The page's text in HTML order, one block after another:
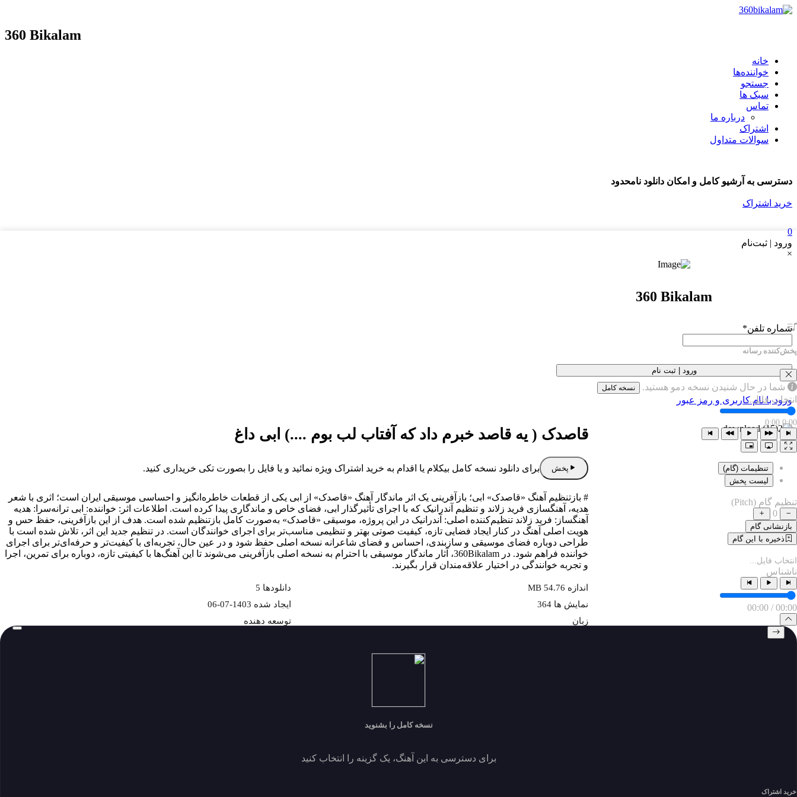
360 Bikalam
خانه
خواننده‌ها
جستجو
سبک ها
تماس
درباره ما
اشتراک
سوالات متداول
دسترسی به آرشیو کامل و امکان دانلود نامحدود
خرید اشتراک
0
ورود | ثبت‌نام
×
360 Bikalam
شماره تلفن*
ورود | ثبت نام
ورود با نام کاربری و رمز عبور
قاصدک ( یه قاصد خبرم داد که آفتاب لب بوم ....) ابی داغ
پخش برای دانلود نسخه کامل بیکلام یا اقدام به خرید اشتراک ویژه نمائید و یا فایل را بصورت تکی خریداری کنید.
# بازتنظیم آهنگ «قاصدک» ابی؛ بازآفرینی یک اثر ماندگار آهنگ «قاصدک» از ابی یکی از قطعات خاطره‌انگیز و احساسی موسیقی ایران است؛ اثری با شعر
هدیه، آهنگسازی فرید زلاند و تنظیم آندرانیک که با اجرای تأثیرگذار ابی، فضای خاص و ماندگاری پیدا کرده است. اطلاعات اثر: خواننده: ابی ترانه‌سرا: هدیه
آهنگساز: فرید زلاند تنظیم‌کننده اصلی: آندرانیک در این پروژه، موسیقی «قاصدک» به‌صورت کامل بازتنظیم شده است. هدف از این بازآفرینی، حفظ حس و
هویت اصلی آهنگ در کنار ایجاد فضایی تازه، کیفیت صوتی بهتر و تنظیمی مناسب‌تر برای اجرای خوانندگان است. در تنظیم جدید این اثر، تلاش شده است با
طراحی دوباره فضای موسیقی و سازبندی، احساس و فضای شاعرانه نسخه اصلی حفظ شود و در عین حال، تجربه‌ای با کیفیت‌تر و حرفه‌ای‌تر برای اجرای
خواننده فراهم شود. در 360Bikalam، آثار ماندگار موسیقی با احترام به نسخه اصلی بازآفرینی می‌شوند تا این آهنگ‌ها با کیفیتی تازه، دوباره برای تمرین، اجرا
و تجربه خوانندگی در اختیار علاقه‌مندان قرار بگیرند.
اندازه 54.76 MB
دانلودها 5
نمایش ها 364
ايجاد شده 1403-07-06
زبان
توسعه دهنده
پخش‌کننده رسانه
شما در حال شنیدن نسخه دمو هستید. نسخه کامل
انتخاب فایل...
0:00
0:00
تنظیمات (گام)
لیست پخش
تنظیم گام (Pitch)
0
بازنشانی گام
ذخیره با این گام
انتخاب فایل...
ناشناس
00:00
/
00:00
نسخه کامل را بشنوید
برای دسترسی به این آهنگ، یک گزینه را انتخاب کنید
خرید اشتراک